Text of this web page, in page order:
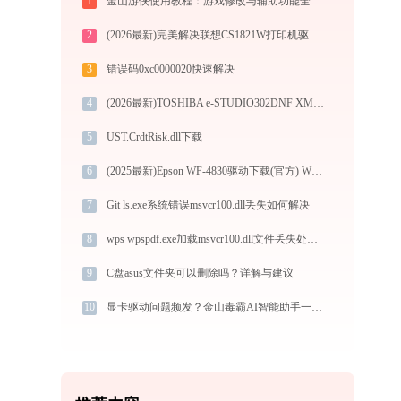
2 (2026最新)完美解决联想CS1821W打印机驱动安装困扰，全面下载安装教程
3 错误码0xc0000020快速解决
4 (2026最新)TOSHIBA e-STUDIO302DNF XML Paper打印机驱动安装不再难，跟着这些步骤一学就会
5 UST.CrdtRisk.dll下载
6 (2025最新)Epson WF-4830驱动下载(官方) Win10/Win11支持
7 Git ls.exe系统错误msvcr100.dll丢失如何解决
8 wps wpspdf.exe加载msvcr100.dll文件丢失处理办法
9 C盘asus文件夹可以删除吗？详解与建议
10 显卡驱动问题频发？金山毒霸AI智能助手一键修复